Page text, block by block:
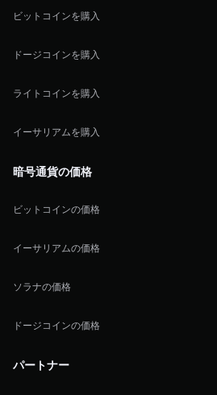
ビットコインを購入
ドージコインを購入
ライトコインを購入
イーサリアムを購入
暗号通貨の価格
ビットコインの価格
イーサリアムの価格
ソラナの価格
ドージコインの価格
パートナー